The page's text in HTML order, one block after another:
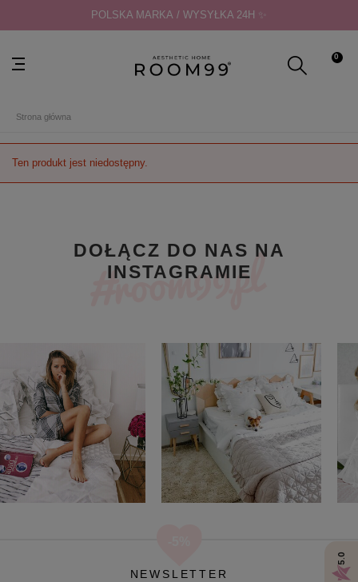
POLSKA MARKA / WYSYŁKA 24H ✨
0
Strona główna
Ten produkt jest niedostępny.
DOŁĄCZ DO NAS NA
INSTAGRAMIE
NEWSLETTER
5.0